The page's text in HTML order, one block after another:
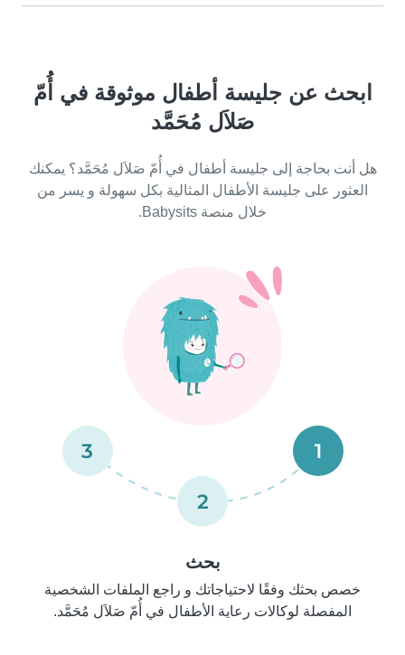
ابحث عن جليسة أطفال موثوقة في أُمّ
صَلاَل مُحَمَّد
هل أنت بحاجة إلى جليسة أطفال في أُمّ صَلاَل مُحَمَّد؟ يمكنك
العثور على جليسة الأطفال المثالية بكل سهولة و يسر من
خلال منصة Babysits.
1
2
3
بحث
خصص بحثك وفقًا لاحتياجاتك و راجع الملفات الشخصية
المفصلة لوكالات رعاية الأطفال في أُمّ صَلاَل مُحَمَّد.